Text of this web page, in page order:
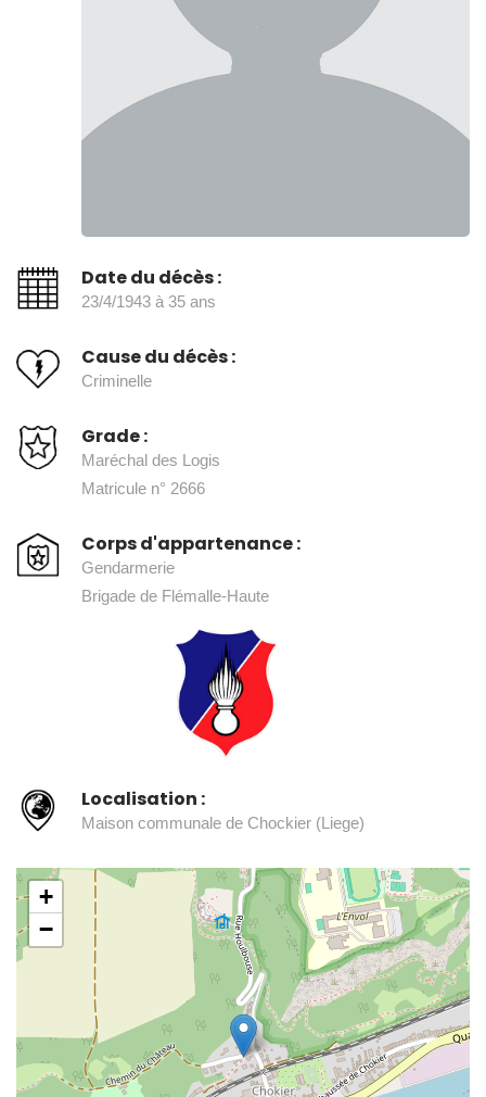
Date du décès :
23/4/1943 à 35 ans
Cause du décès :
Criminelle
Grade :
Maréchal des Logis
Matricule n° 2666
Corps d'appartenance :
Gendarmerie
Brigade de Flémalle-Haute
Localisation :
Maison communale de Chockier (Liege)
+
−